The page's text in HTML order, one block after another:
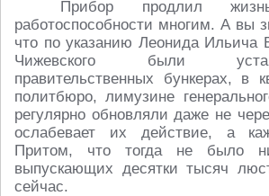
Прибор продлил
работоспособности многим. А вы
что по указанию Леонида Ильича
Чижевского были
правительственных бункерах, в
политбюро, лимузине
регулярно обновляли даже не
ослабевает их действие, а
Притом, что тогда не было
выпускающих десятки тысяч
сейчас.